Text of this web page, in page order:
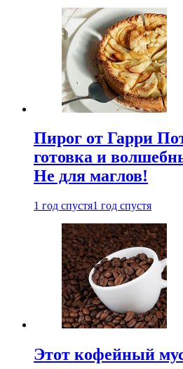
Пирог от Гарри
готовка и
Не для маглов!
1 год спустя1 год спустя
Этот кофейный